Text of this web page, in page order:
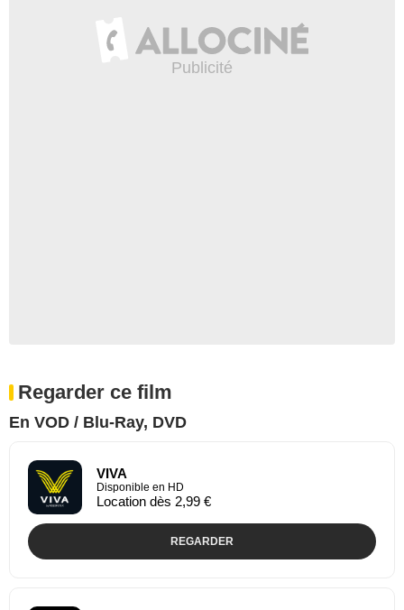
Regarder ce film
En VOD / Blu-Ray, DVD
VIVA
Disponible en HD
Location dès 2,99 €
REGARDER